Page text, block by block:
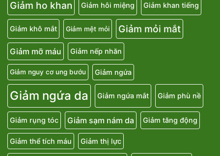
Giảm ho khan Giảm hôi miệng Giảm khan tiếng
Giảm khô mắt Giảm mệt mỏi Giảm mỏi mắt
Giảm mỡ máu Giảm nếp nhăn
Giảm nguy cơ ung bướu Giảm ngứa
Giảm ngứa da Giảm ngứa mắt Giảm phù nề
Giảm rụng tóc Giảm sạm nám da Giảm tăng động
Giảm thể tích máu Giảm thị lực